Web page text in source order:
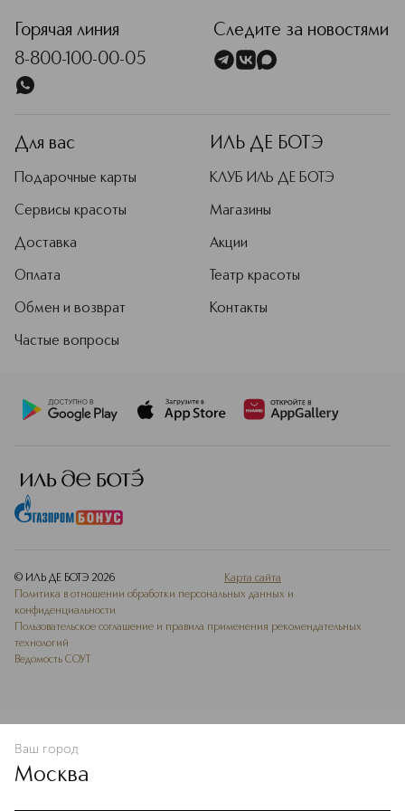
В КОРЗИНУ
Горячая линия
8-800-100-00-05
Следите за новостями
Для вас
Подарочные карты
Сервисы красоты
Доставка
Оплата
Обмен и возврат
Частые вопросы
ИЛЬ ДЕ БОТЭ
КЛУБ ИЛЬ ДЕ БОТЭ
Магазины
Акции
Театр красоты
Контакты
© ИЛЬ ДЕ БОТЭ 2026
Карта сайта
Политика в отношении обработки персональных данных и
конфиденциальности
Пользовательское соглашение и правила применения рекомендательных
технологий
Ведомость СОУТ
Ваш город
Москва